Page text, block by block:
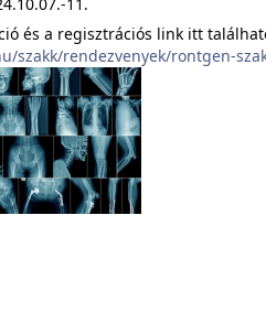
és a regisztrációs link itt
szakk/rendezvenyek/rontgen-